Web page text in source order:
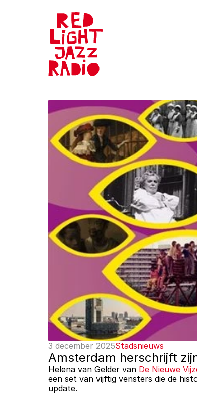
3 december 2025Stadsnieuws
Amsterdam herschrijft
Helena van Gelder van De Nieuwe
een set van vijftig vensters die de
update.